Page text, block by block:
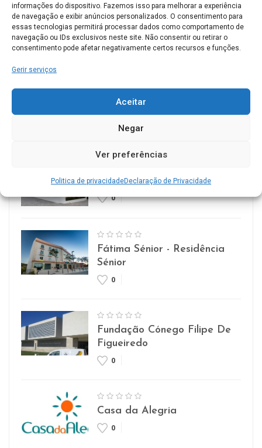
informações do dispositivo. Fazemos isso para melhorar a experiência
de navegação e exibir anúncios personalizados. O consentimento para
essas tecnologias permitirá processar dados como comportamento de
navegação ou IDs exclusivos neste site. Não consentir ou retirar o
consentimento pode afetar negativamente certos recursos e funções.
Gerir serviços
Aceitar
Negar
Ver preferências
Politica de privacidadeDeclaração de Privacidade
ERPI Horizonte Ternura
0
Casa de Repouso Chalet
Rosmaninho
Lar Imaculada Conceição
0
Fátima Sénior - Residência
Sénior
0
Fundação Cónego Filipe De
Figueiredo
0
Casa da Alegria
0